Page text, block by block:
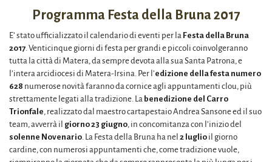
Programma Festa della Bruna 2017
E’ stato ufficializzato il calendario di eventi per la Festa della Bruna
2017 . Venticinque giorni di festa per grandi e piccoli coinvolgeranno
tutta la città di Matera, da sempre devota alla sua Santa Patrona, e
l’intera arcidiocesi di Matera-Irsina. Per l’edizione della festa numero
628 numerose novità faranno da cornice agli appuntamenti clou, più
strettamente legati alla tradizione. La benedizione del Carro
Trionfale, realizzato dal maestro cartapestaio Andrea Sansone ed il suo
team, avverrà il giorno 23 giugno, in concomitanza con l’inizio del
solenne Novenario . La Festa della Bruna ha nel 2 luglio il giorno
cardine, con numerosi appuntamenti che, come tradizione vuole,